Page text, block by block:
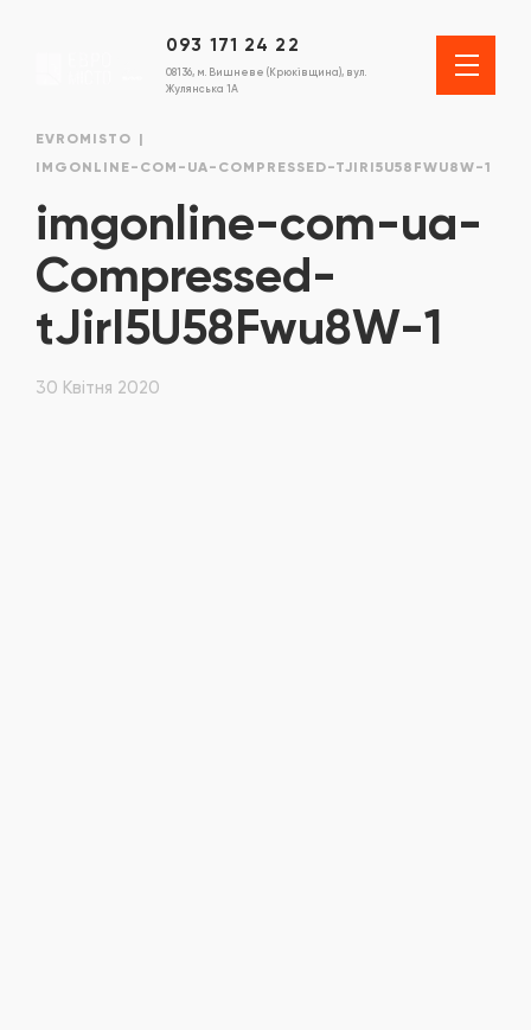
093 171 24 22
08136, м. Вишневе (Крюківщина), вул.
Жулянська 1А
EVROMISTO
IMGONLINE-COM-UA-COMPRESSED-TJIRI5U58FWU8W-1
imgonline-com-ua-
Compressed-
tJirI5U58Fwu8W-1
30 Квітня 2020